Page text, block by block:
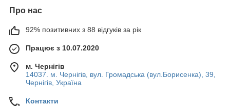
Про нас
92% позитивних з 88 відгуків за рік
Працює з 10.07.2020
м. Чернігів
14037. м. Чернігів, вул. Громадська (вул.Борисенка), 39,
Чернігів, Україна
Контакти